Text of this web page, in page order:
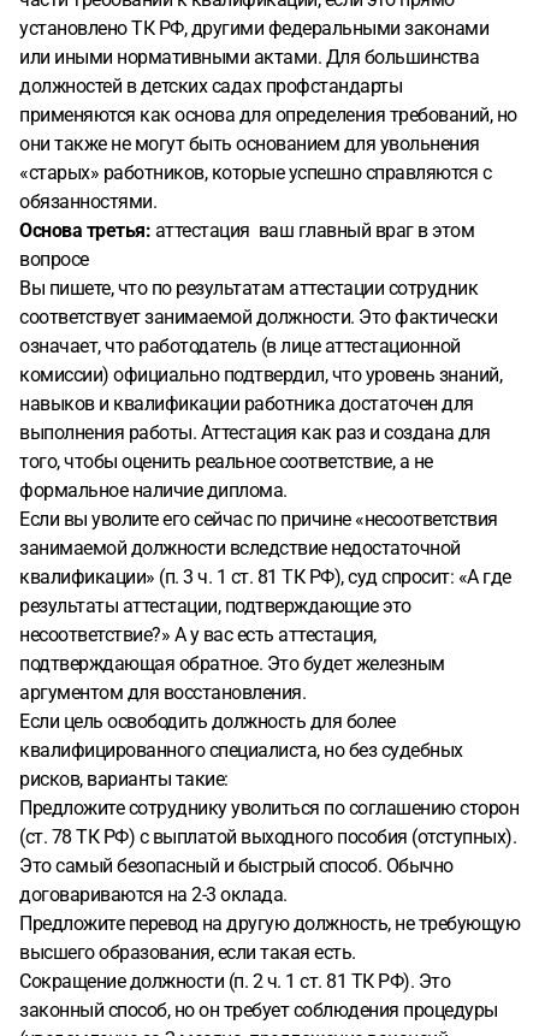
установлено ТК РФ, другими федеральными законами
или иными нормативными актами. Для большинства
должностей в детских садах профстандарты
применяются как основа для определения требований, но
они также не могут быть основанием для увольнения
«старых» работников, которые успешно справляются с
обязанностями.
Основа третья: аттестация ваш главный враг в этом
вопросе
Вы пишете, что по результатам аттестации сотрудник
соответствует занимаемой должности. Это фактически
означает, что работодатель (в лице аттестационной
комиссии) официально подтвердил, что уровень знаний,
навыков и квалификации работника достаточен для
выполнения работы. Аттестация как раз и создана для
того, чтобы оценить реальное соответствие, а не
формальное наличие диплома.
Если вы уволите его сейчас по причине «несоответствия
занимаемой должности вследствие недостаточной
квалификации» (п. 3 ч. 1 ст. 81 ТК РФ), суд спросит: «А где
результаты аттестации, подтверждающие это
несоответствие?» А у вас есть аттестация,
подтверждающая обратное. Это будет железным
аргументом для восстановления.
Если цель освободить должность для более
квалифицированного специалиста, но без судебных
рисков, варианты такие:
Предложите сотруднику уволиться по соглашению сторон
(ст. 78 ТК РФ) с выплатой выходного пособия (отступных).
Это самый безопасный и быстрый способ. Обычно
договариваются на 2-3 оклада.
Предложите перевод на другую должность, не требующую
высшего образования, если такая есть.
Сокращение должности (п. 2 ч. 1 ст. 81 ТК РФ). Это
законный способ, но он требует соблюдения процедуры